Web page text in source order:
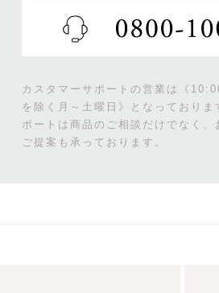
カスタマーサポートの営業は《
を除く月～土曜日》となっておりま
ポートは商品のご相談だけでなく、
ご提案も承っております。